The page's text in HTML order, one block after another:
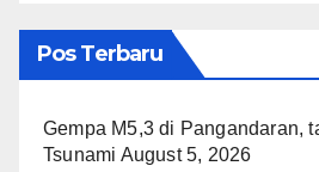
Pos Terbaru
Gempa M5,3 di Pangandaran,
Tsunami August 5, 2026